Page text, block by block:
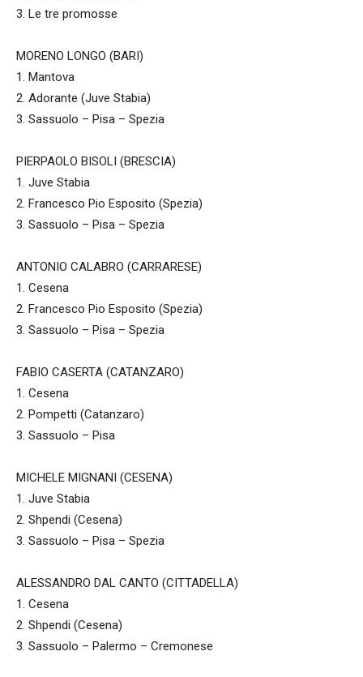
3. Le tre promosse
MORENO LONGO (BARI)
1. Mantova
2. Adorante (Juve Stabia)
3. Sassuolo – Pisa – Spezia
PIERPAOLO BISOLI (BRESCIA)
1. Juve Stabia
2. Francesco Pio Esposito (Spezia)
3. Sassuolo – Pisa – Spezia
ANTONIO CALABRO (CARRARESE)
1. Cesena
2. Francesco Pio Esposito (Spezia)
3. Sassuolo – Pisa – Spezia
FABIO CASERTA (CATANZARO)
1. Cesena
2. Pompetti (Catanzaro)
3. Sassuolo – Pisa
MICHELE MIGNANI (CESENA)
1. Juve Stabia
2. Shpendi (Cesena)
3. Sassuolo – Pisa – Spezia
ALESSANDRO DAL CANTO (CITTADELLA)
1. Cesena
2. Shpendi (Cesena)
3. Sassuolo – Palermo – Cremonese